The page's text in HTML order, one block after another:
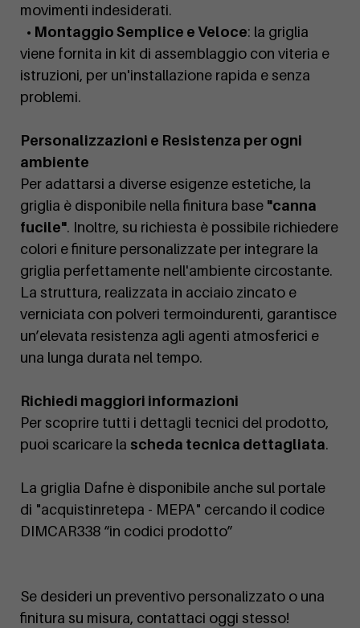
movimenti indesiderati.
• Montaggio Semplice e Veloce: la griglia
viene fornita in kit di assemblaggio con viteria e
istruzioni, per un'installazione rapida e senza
problemi.
Personalizzazioni e Resistenza per ogni
ambiente
Per adattarsi a diverse esigenze estetiche, la
griglia è disponibile nella finitura base "canna
fucile". Inoltre, su richiesta è possibile richiedere
colori e finiture personalizzate per integrare la
griglia perfettamente nell'ambiente circostante.
La struttura, realizzata in acciaio zincato e
verniciata con polveri termoindurenti, garantisce
un’elevata resistenza agli agenti atmosferici e
una lunga durata nel tempo.
Richiedi maggiori informazioni
Per scoprire tutti i dettagli tecnici del prodotto,
puoi scaricare la scheda tecnica dettagliata.
La griglia Dafne è disponibile anche sul portale
di "acquistinretepa - MEPA" cercando il codice
DIMCAR338 “in codici prodotto”
Se desideri un preventivo personalizzato o una
finitura su misura, contattaci oggi stesso!